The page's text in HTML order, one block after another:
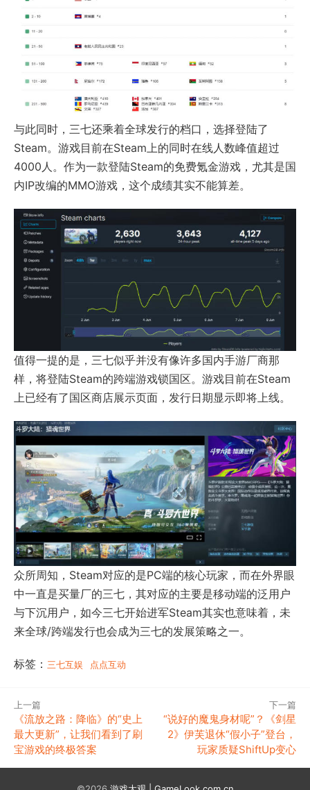
与此同时，三七还乘着全球发行的档口，选择登陆了
Steam。游戏目前在Steam上的同时在线人数峰值超过
4000人。作为一款登陆Steam的免费氪金游戏，尤其是国
内IP改编的MMO游戏，这个成绩其实不能算差。
值得一提的是，三七似乎并没有像许多国内手游厂商那
样，将登陆Steam的跨端游戏锁国区。游戏目前在Steam
上已经有了国区商店展示页面，发行日期显示即将上线。
众所周知，Steam对应的是PC端的核心玩家，而在外界眼
中一直是买量厂的三七，其对应的主要是移动端的泛用户
与下沉用户，如今三七开始进军Steam其实也意味着，未
来全球/跨端发行也会成为三七的发展策略之一。
标签： 三七互娱 点点互动
上一篇
《流放之路：降临》的“史上
最大更新”，让我们看到了刷
宝游戏的终极答案
下一篇
“说好的魔鬼身材呢”？《剑星
2》伊芙退休“假小子”登台，
玩家质疑ShiftUp变心